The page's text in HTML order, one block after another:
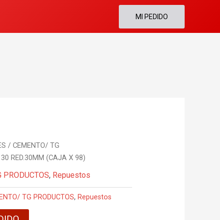
MI PEDIDO
/ CEMENTO/ TG
RED.30MM (CAJA X 98)
PRODUCTOS, Repuestos
TG PRODUCTOS, Repuestos